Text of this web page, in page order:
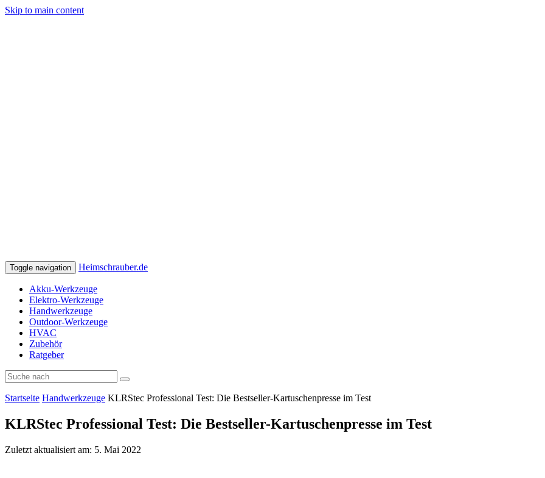
Skip to main content
Toggle navigation Heimschrauber.de
Akku-Werkzeuge
Elektro-Werkzeuge
Handwerkzeuge
Outdoor-Werkzeuge
HVAC
Zubehör
Ratgeber
Startseite Handwerkzeuge KLRStec Professional Test: Die Bestseller-Kartuschenpresse im Test
KLRStec Professional Test: Die Bestseller-Kartuschenpresse im Test
Zuletzt aktualisiert am: 5. Mai 2022